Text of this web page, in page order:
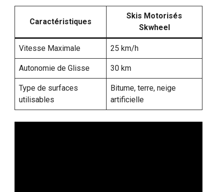
Caractéristiques
Skis Motorisés
Skwheel
Vitesse Maximale 25 km/h
Autonomie de Glisse 30 km
Type de surfaces
utilisables
Bitume, terre, neige
artificielle